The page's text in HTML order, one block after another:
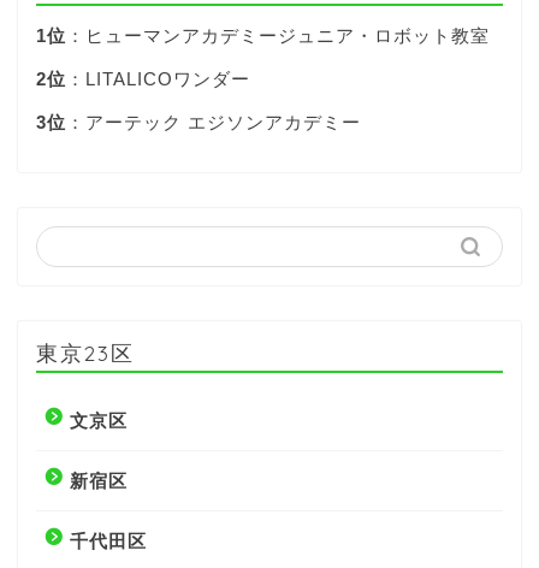
1位 ：ヒューマンアカデミージュニア・ロボット教室
2位 ：LITALICOワンダー
3位 ：アーテック エジソンアカデミー
東京23区
文京区
新宿区
千代田区